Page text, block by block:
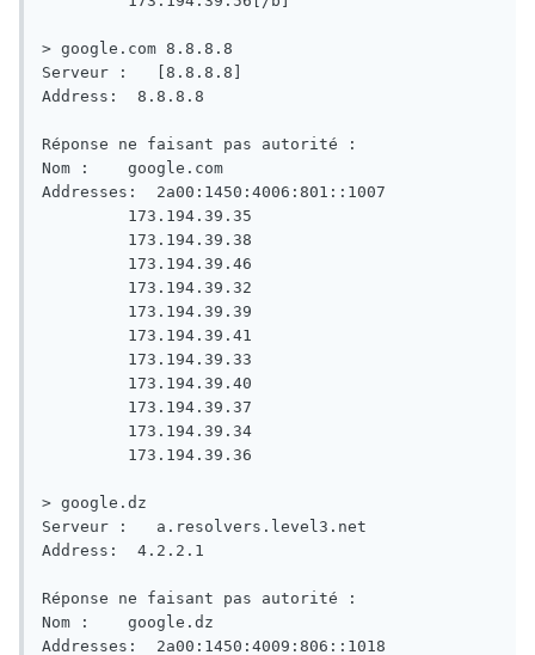
> google.com 8.8.8.8
Serveur :   [8.8.8.8]
Address:  8.8.8.8
Réponse ne faisant pas autorité :
Nom :    google.com
Addresses:  2a00:1450:4006:801::1007
> google.dz
Serveur :   a.resolvers.level3.net
Address:  4.2.2.1
Réponse ne faisant pas autorité :
Nom :    google.dz
Addresses:  2a00:1450:4009:806::1018